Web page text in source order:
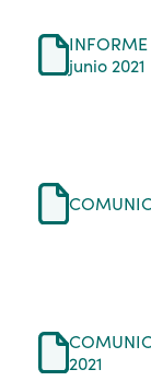
junio 2021
2021